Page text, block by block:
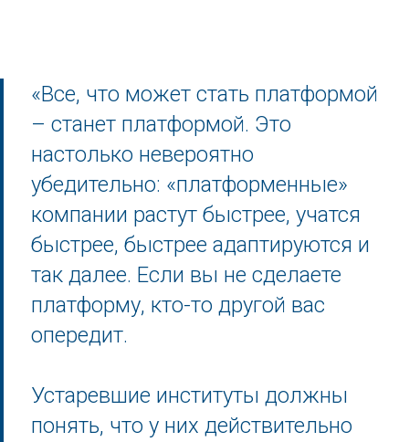
«Все, что может стать платформой
– станет платформой. Это
настолько невероятно
убедительно: «платформенные»
компании растут быстрее, учатся
быстрее, быстрее адаптируются и
так далее. Если вы не сделаете
платформу, кто-то другой вас
опередит.
Устаревшие институты должны
понять, что у них действительно